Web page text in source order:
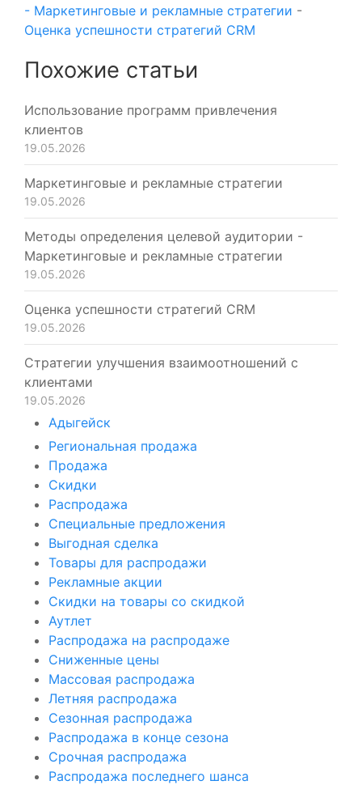
- Маркетинговые и рекламные стратегии -
Оценка успешности стратегий CRM
Похожие статьи
Использование программ привлечения
клиентов
19.05.2026
Маркетинговые и рекламные стратегии
19.05.2026
Методы определения целевой аудитории -
Маркетинговые и рекламные стратегии
19.05.2026
Оценка успешности стратегий CRM
19.05.2026
Стратегии улучшения взаимоотношений с
клиентами
19.05.2026
Адыгейск
Региональная продажа
Продажа
Скидки
Распродажа
Специальные предложения
Выгодная сделка
Товары для распродажи
Рекламные акции
Скидки на товары со скидкой
Аутлет
Распродажа на распродаже
Сниженные цены
Массовая распродажа
Летняя распродажа
Сезонная распродажа
Распродажа в конце сезона
Срочная распродажа
Распродажа последнего шанса